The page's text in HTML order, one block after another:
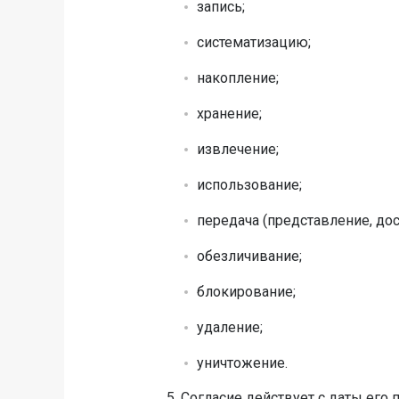
запись;
систематизацию;
накопление;
хранение;
извлечение;
использование;
передача (представление,
обезличивание;
блокирование;
удаление;
уничтожение.